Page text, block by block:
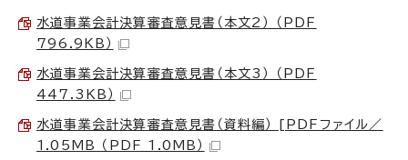
水道事業会計決算審査意見書（本文2） （PDF
796.9KB）
水道事業会計決算審査意見書（本文3） （PDF
447.3KB）
水道事業会計決算審査意見書（資料編） [PDFファイル／
1.05MB （PDF 1.0MB）